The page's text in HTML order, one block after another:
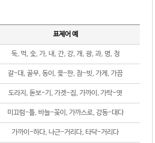
표제어 예
둑, 먹, 숯, 가, 내, 간, 강, 개, 광, 과, 명, 청
갈-대, 골무, 동이, 윷-판, 참-빗, 가게, 가끔
도라지, 돋보-기, 가겟-집, 가까이, 가락-엿
미끄럼-틀, 바늘-꽂이, 가까스로, 강동-대다
가까이-하다, 나근-거리다, 타닥-거리다